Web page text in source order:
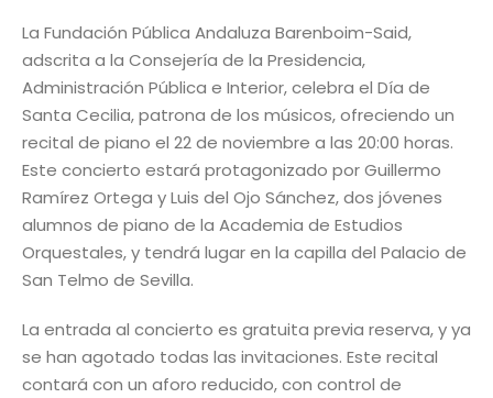
La Fundación Pública Andaluza Barenboim-Said,
adscrita a la Consejería de la Presidencia,
Administración Pública e Interior, celebra el Día de
Santa Cecilia, patrona de los músicos, ofreciendo un
recital de piano el 22 de noviembre a las 20:00 horas.
Este concierto estará protagonizado por Guillermo
Ramírez Ortega y Luis del Ojo Sánchez, dos jóvenes
alumnos de piano de la Academia de Estudios
Orquestales, y tendrá lugar en la capilla del Palacio de
San Telmo de Sevilla.
La entrada al concierto es gratuita previa reserva, y ya
se han agotado todas las invitaciones. Este recital
contará con un aforo reducido, con control de